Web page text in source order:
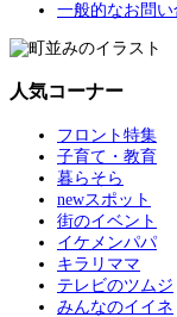
一般的なお問
人気コーナー
フロント特集
子育て・教育
暮らそら
newスポット
街のイベント
イケメンパパ
キラリママ
テレビのツムジ
みんなのイイネ